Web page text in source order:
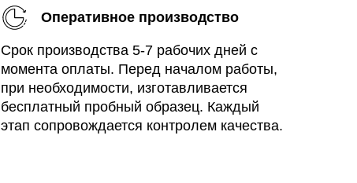
Оперативное производство
Срок производства 5-7 рабочих дней с
момента оплаты. Перед началом работы,
при необходимости, изготавливается
бесплатный пробный образец. Каждый
этап сопровождается контролем качества.